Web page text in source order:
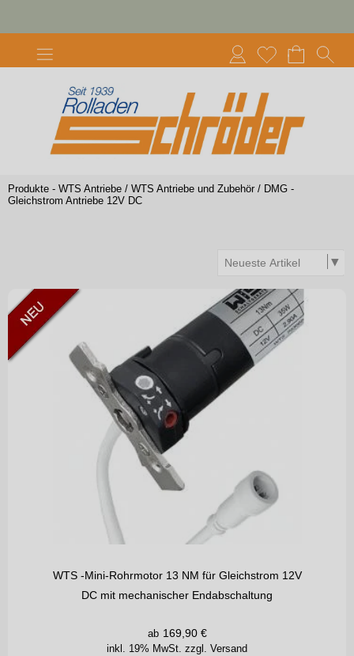
Produkte - WTS Antriebe / WTS Antriebe und Zubehör / DMG -
Gleichstrom Antriebe 12V DC
WTS -Mini-Rohrmotor 13 NM für Gleichstrom 12V
DC mit mechanischer Endabschaltung
inkl. 19% MwSt. zzgl. Versand
ab 169,90€